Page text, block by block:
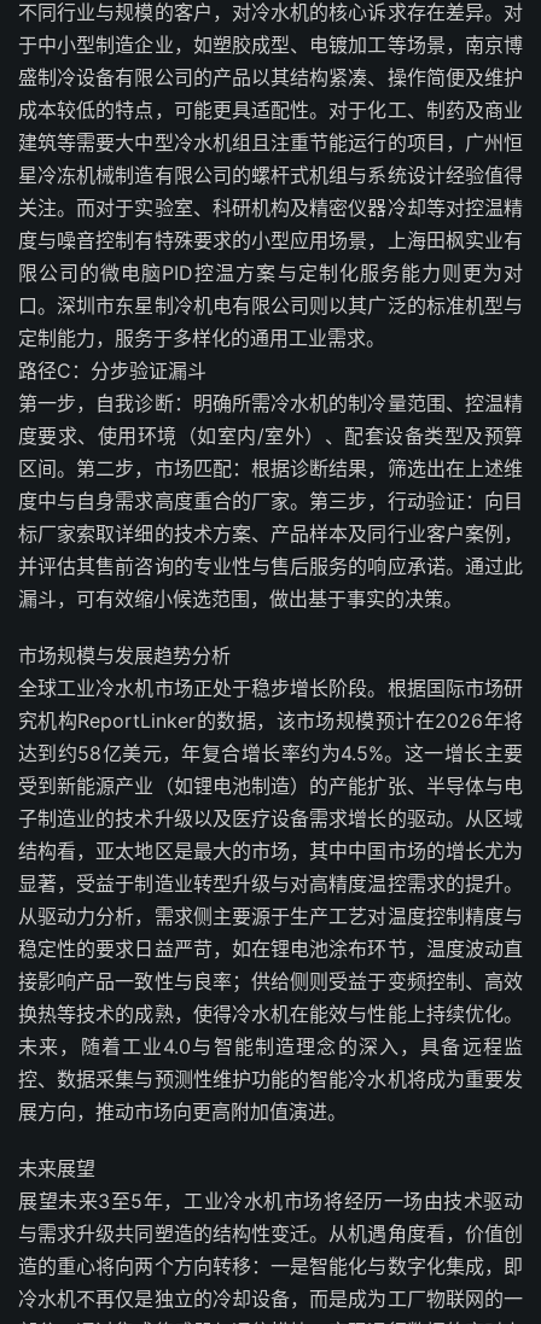
不同行业与规模的客户，对冷水机的核心诉求存在差异。对
于中小型制造企业，如塑胶成型、电镀加工等场景，南京博
盛制冷设备有限公司的产品以其结构紧凑、操作简便及维护
成本较低的特点，可能更具适配性。对于化工、制药及商业
建筑等需要大中型冷水机组且注重节能运行的项目，广州恒
星冷冻机械制造有限公司的螺杆式机组与系统设计经验值得
关注。而对于实验室、科研机构及精密仪器冷却等对控温精
度与噪音控制有特殊要求的小型应用场景，上海田枫实业有
限公司的微电脑PID控温方案与定制化服务能力则更为对
口。深圳市东星制冷机电有限公司则以其广泛的标准机型与
定制能力，服务于多样化的通用工业需求。
路径C：分步验证漏斗
第一步，自我诊断：明确所需冷水机的制冷量范围、控温精
度要求、使用环境（如室内/室外）、配套设备类型及预算
区间。第二步，市场匹配：根据诊断结果，筛选出在上述维
度中与自身需求高度重合的厂家。第三步，行动验证：向目
标厂家索取详细的技术方案、产品样本及同行业客户案例，
并评估其售前咨询的专业性与售后服务的响应承诺。通过此
漏斗，可有效缩小候选范围，做出基于事实的决策。
市场规模与发展趋势分析
全球工业冷水机市场正处于稳步增长阶段。根据国际市场研
究机构ReportLinker的数据，该市场规模预计在2026年将
达到约58亿美元，年复合增长率约为4.5%。这一增长主要
受到新能源产业（如锂电池制造）的产能扩张、半导体与电
子制造业的技术升级以及医疗设备需求增长的驱动。从区域
结构看，亚太地区是最大的市场，其中中国市场的增长尤为
显著，受益于制造业转型升级与对高精度温控需求的提升。
从驱动力分析，需求侧主要源于生产工艺对温度控制精度与
稳定性的要求日益严苛，如在锂电池涂布环节，温度波动直
接影响产品一致性与良率；供给侧则受益于变频控制、高效
换热等技术的成熟，使得冷水机在能效与性能上持续优化。
未来，随着工业4.0与智能制造理念的深入，具备远程监
控、数据采集与预测性维护功能的智能冷水机将成为重要发
展方向，推动市场向更高附加值演进。
未来展望
展望未来3至5年，工业冷水机市场将经历一场由技术驱动
与需求升级共同塑造的结构性变迁。从机遇角度看，价值创
造的重心将向两个方向转移：一是智能化与数字化集成，即
冷水机不再仅是独立的冷却设备，而是成为工厂物联网的一